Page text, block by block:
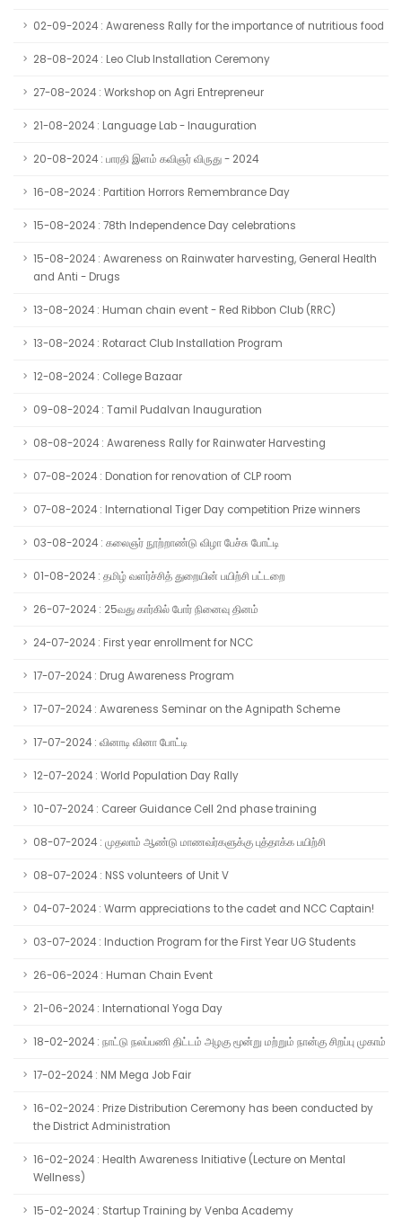
02-09-2024 : Awareness Rally for the importance of nutritious food
28-08-2024 : Leo Club Installation Ceremony
27-08-2024 : Workshop on Agri Entrepreneur
21-08-2024 : Language Lab - Inauguration
20-08-2024 : பாரதி இளம் கவிஞர் விருது - 2024
16-08-2024 : Partition Horrors Remembrance Day
15-08-2024 : 78th Independence Day celebrations
15-08-2024 : Awareness on Rainwater harvesting, General Health
and Anti - Drugs
13-08-2024 : Human chain event - Red Ribbon Club (RRC)
13-08-2024 : Rotaract Club Installation Program
12-08-2024 : College Bazaar
09-08-2024 : Tamil Pudalvan Inauguration
08-08-2024 : Awareness Rally for Rainwater Harvesting
07-08-2024 : Donation for renovation of CLP room
07-08-2024 : International Tiger Day competition Prize winners
03-08-2024 : கலைஞர் நூற்றாண்டு விழா பேச்சு போட்டி
01-08-2024 : தமிழ் வளர்ச்சித் துறையின் பயிற்சி பட்டறை
26-07-2024 : 25வது கார்கில் போர் நினைவு தினம்
24-07-2024 : First year enrollment for NCC
17-07-2024 : Drug Awareness Program
17-07-2024 : Awareness Seminar on the Agnipath Scheme
17-07-2024 : வினாடி வினா போட்டி
12-07-2024 : World Population Day Rally
10-07-2024 : Career Guidance Cell 2nd phase training
08-07-2024 : முதலாம் ஆண்டு மாணவர்களுக்கு புத்தாக்க பயிற்சி
08-07-2024 : NSS volunteers of Unit V
04-07-2024 : Warm appreciations to the cadet and NCC Captain!
03-07-2024 : Induction Program for the First Year UG Students
26-06-2024 : Human Chain Event
21-06-2024 : International Yoga Day
18-02-2024 : நாட்டு நலப்பணி திட்டம் அழகு மூன்று மற்றும் நான்கு சிறப்பு முகாம்
17-02-2024 : NM Mega Job Fair
16-02-2024 : Prize Distribution Ceremony has been conducted by
the District Administration
16-02-2024 : Health Awareness Initiative (Lecture on Mental
Wellness)
15-02-2024 : Startup Training by Venba Academy